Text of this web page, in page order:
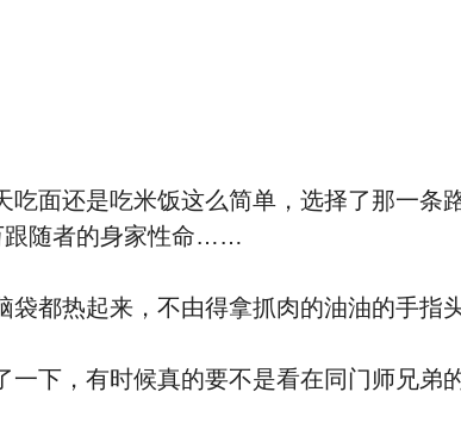
还是吃米饭这么简单，选择了那一条路
跟随者的身家性命……
热起来，不由得拿抓肉的油油的手指头
，有时候真的要不是看在同门师兄弟的